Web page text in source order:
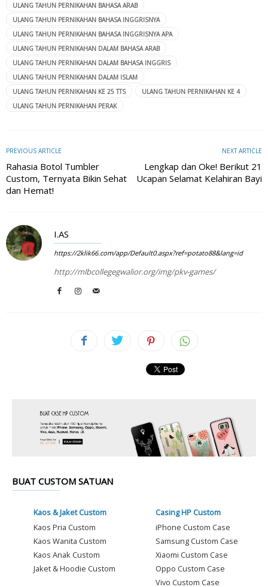
ULANG TAHUN PERNIKAHAN BAHASA ARAB
ULANG TAHUN PERNIKAHAN BAHASA INGGRISNYA
ULANG TAHUN PERNIKAHAN BAHASA INGGRISNYA APA
ULANG TAHUN PERNIKAHAN DALAM BAHASA ARAB
ULANG TAHUN PERNIKAHAN DALAM BAHASA INGGRIS
ULANG TAHUN PERNIKAHAN DALAM ISLAM
ULANG TAHUN PERNIKAHAN KE 25 TTS
ULANG TAHUN PERNIKAHAN KE 4
ULANG TAHUN PERNIKAHAN PERAK
PREVIOUS ARTICLE
Rahasia Botol Tumbler
Custom, Ternyata Bikin Sehat
dan Hemat!
NEXT ARTICLE
Lengkap dan Oke! Berikut 21
Ucapan Selamat Kelahiran Bayi
I.AS
https://2klik66.com/app/Default0.aspx?ref=potato88&lang=id
http://mlbcollegegwalior.org/img/pkv-games/
BUAT CUSTOM SATUAN
Kaos & Jaket Custom
Kaos Pria Custom
Kaos Wanita Custom
Kaos Anak Custom
Jaket & Hoodie Custom
Casing HP Custom
iPhone Custom Case
Samsung Custom Case
Xiaomi Custom Case
Oppo Custom Case
Vivo Custom Case